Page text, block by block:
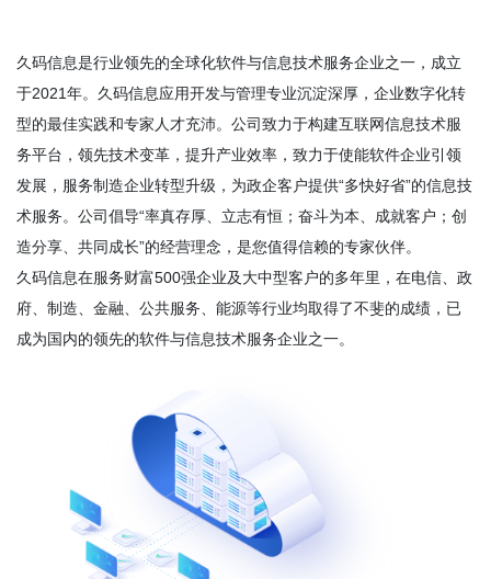
久码信息是行业领先的全球化软件与信息技术服务企业之一，成立
于2021年。久码信息应用开发与管理专业沉淀深厚，企业数字化转
型的最佳实践和专家人才充沛。公司致力于构建互联网信息技术服
务平台，领先技术变革，提升产业效率，致力于使能软件企业引领
发展，服务制造企业转型升级，为政企客户提供“多快好省”的信息技
术服务。公司倡导“率真存厚、立志有恒；奋斗为本、成就客户；创
造分享、共同成长”的经营理念，是您值得信赖的专家伙伴。
久码信息在服务财富500强企业及大中型客户的多年里，在电信、政
府、制造、金融、公共服务、能源等行业均取得了不斐的成绩，已
成为国内的领先的软件与信息技术服务企业之一。